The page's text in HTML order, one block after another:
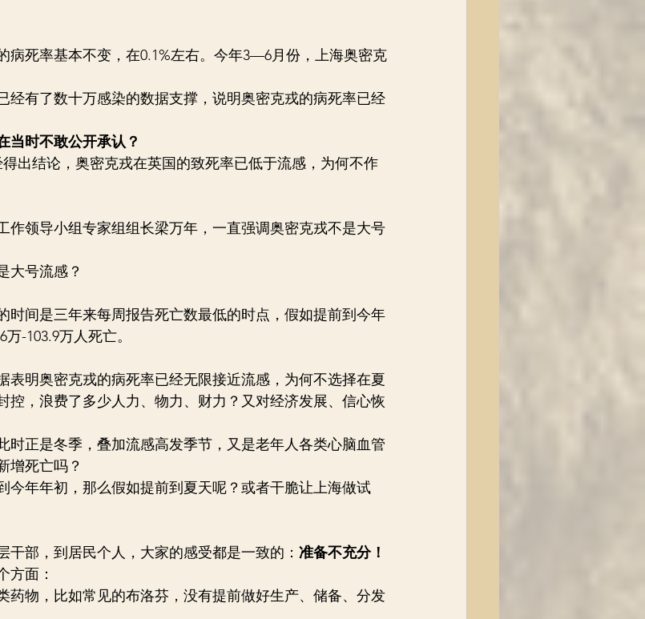
病死率基本不变，在0.1%左右。今年3—6月份，上海奥密克
经有了数十万感染的数据支撑，说明奥密克戎的病死率已经
当时不敢公开承认？
出结论，奥密克戎在英国的致死率已低于流感，为何不作
作领导小组专家组组长梁万年，一直强调奥密克戎不是大号
大号流感？
时间是三年来每周报告死亡数最低的时点，假如提前到今年
-103.9万人死亡。
表明奥密克戎的病死率已经无限接近流感，为何不选择在夏
控，浪费了多少人力、物力、财力？又对经济发展、信心恢
时正是冬季，叠加流感高发季节，又是老年人各类心脑血管
增死亡吗？
今年年初，那么假如提前到夏天呢？或者干脆让上海做试
干部，到居民个人，大家的感受都是一致的： 准备不充分！
方面：
药物，比如常见的布洛芬，没有提前做好生产、储备、分发